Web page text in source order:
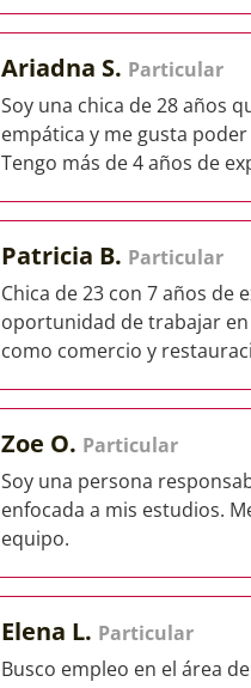
Ariadna S. Particular
Soy una chica de 28 años
empática y me gusta
Tengo más de 4 años de
Patricia B. Particular
Chica de 23 con 7 años de
oportunidad de trabajar
como comercio y
Zoe O. Particular
Soy una persona
enfocada a mis estudios.
equipo.
Elena L. Particular
Busco empleo en el área